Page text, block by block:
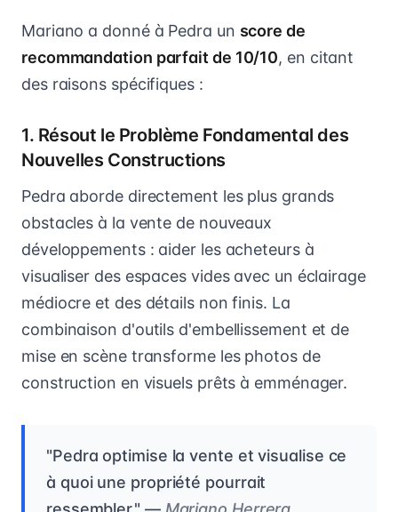
Mariano a donné à Pedra un score de
recommandation parfait de 10/10, en citant
des raisons spécifiques :
1. Résout le Problème Fondamental des
Nouvelles Constructions
Pedra aborde directement les plus grands
obstacles à la vente de nouveaux
développements : aider les acheteurs à
visualiser des espaces vides avec un éclairage
médiocre et des détails non finis. La
combinaison d'outils d'embellissement et de
mise en scène transforme les photos de
construction en visuels prêts à emménager.
"Pedra optimise la vente et visualise ce
à quoi une propriété pourrait